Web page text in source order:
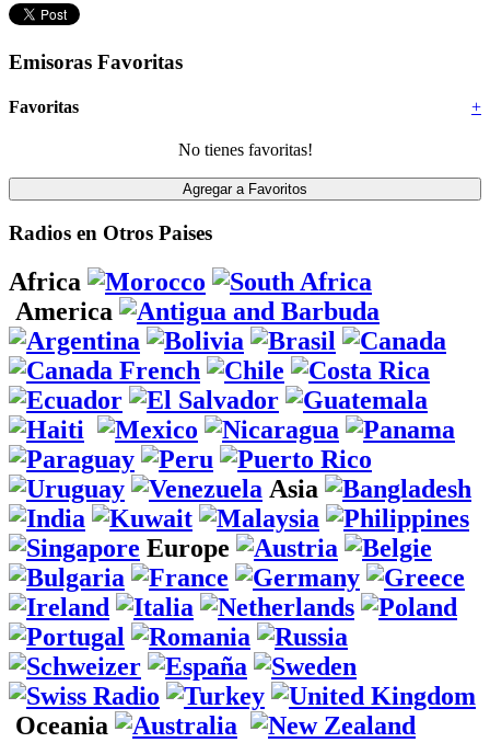
Emisoras Favoritas
+
Favoritas
No tienes favoritas!
Radios en Otros Paises
Africa
America
Asia
Europe
Oceania